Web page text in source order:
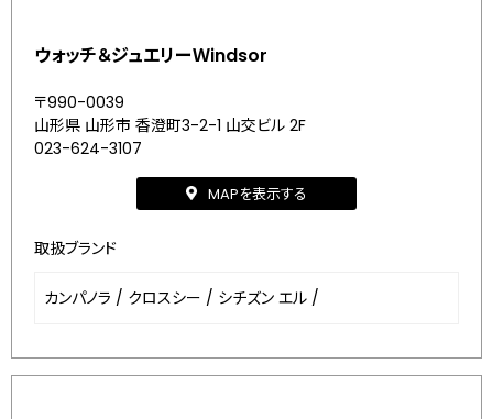
ウォッチ＆ジュエリーＷindsor
〒990-0039
山形県 山形市 香澄町3-2-1 山交ビル 2F
023-624-3107
MAPを表示する
取扱ブランド
カンパノラ / クロスシー / シチズン エル /